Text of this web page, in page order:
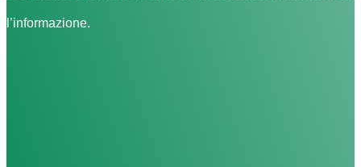
l’informazione.